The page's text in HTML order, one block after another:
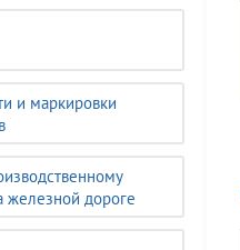
и маркировки
железной дороге